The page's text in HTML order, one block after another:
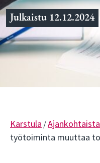
Julkaistu 12.12.2024
Karstula /Ajankohtaista
työtoiminta muuttaa